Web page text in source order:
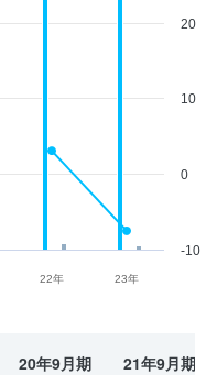
22年 23年
-10
0
10
20
20年9月期 21年9月期